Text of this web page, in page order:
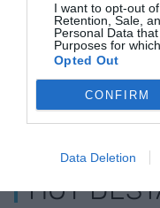
I want to opt-out
Retention, Sale,
Personal Data
Purposes for
Opted Out
CONFIRM
Data Deletion
LOS MÁS
HOY